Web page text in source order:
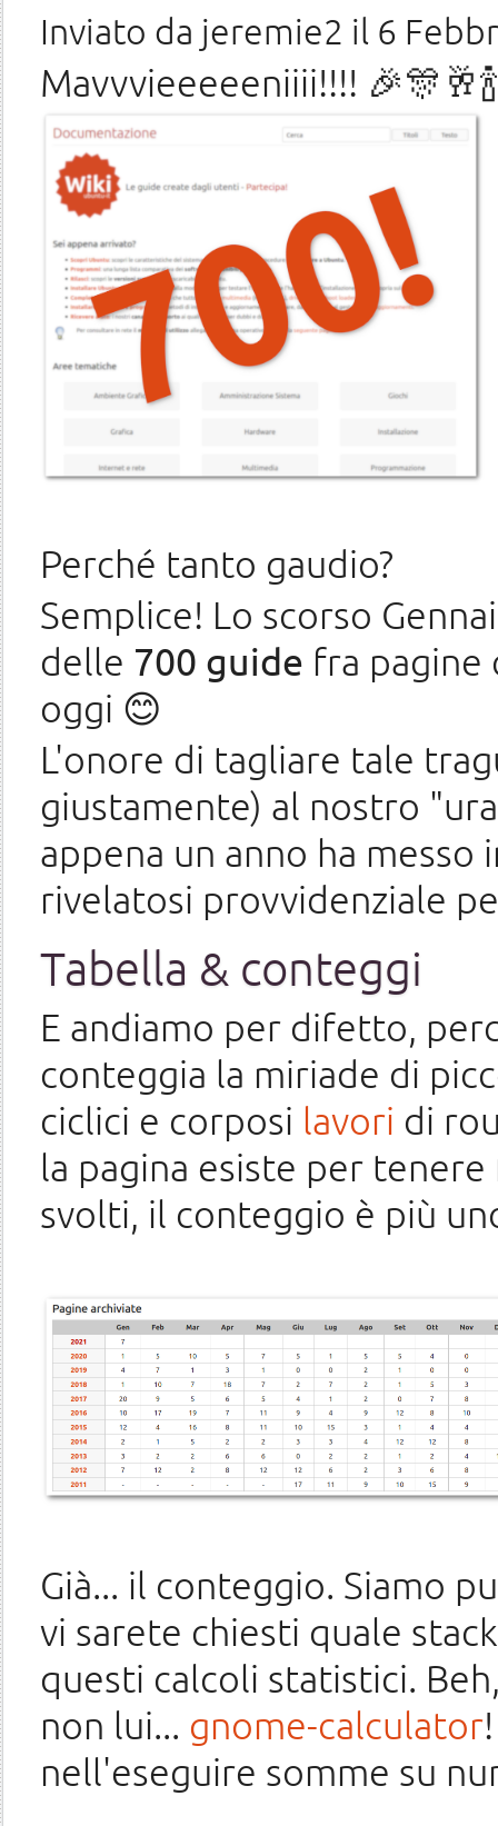
Inviato da jeremie2 il 6
Mavvvieeeeeniiii!!!! 🎉️🎊️🥂️🍾️
Perché tanto gaudio?
Semplice! Lo scorso
delle 700 guide fra pagine
oggi 😊️
L'onore di tagliare tale
giustamente) al nostro
appena un anno ha
rivelatosi provvidenziale
Tabella & conteggi
E andiamo per difetto,
conteggia la miriade di
ciclici e corposi lavori di
la pagina esiste per
svolti, il conteggio è più
Già... il conteggio. Siamo
vi sarete chiesti quale
questi calcoli statistici.
non lui... gnome-calculator
nell'eseguire somme su